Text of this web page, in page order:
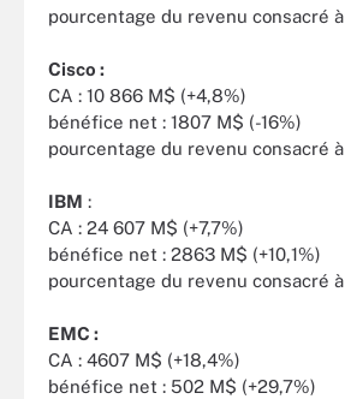
pourcentage du revenu consacré à
Cisco :
CA : 10 866 M$ (+4,8%)
bénéfice net : 1807 M$ (-16%)
pourcentage du revenu consacré à
IBM :
CA : 24 607 M$ (+7,7%)
bénéfice net : 2863 M$ (+10,1%)
pourcentage du revenu consacré à
EMC :
CA : 4607 M$ (+18,4%)
bénéfice net : 502 M$ (+29,7%)